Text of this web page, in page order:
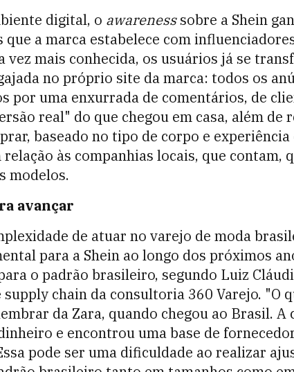
digital, o awarenesssobre a Shein
que a marca estabelece com
vez mais conhecida, os usuários já se
no próprio site da marca: todos os
por uma enxurrada de comentários, de
real" do que chegou em casa, além de
baseado no tipo de corpo e experiência
às companhias locais, que contam,
modelos.
avançar
de atuar no varejo de moda
para a Shein ao longo dos próximos
o padrão brasileiro, segundo Luiz
chain da consultoria 360 Varejo. "O
da Zara, quando chegou ao Brasil.
e encontrou uma base de
pode ser uma dificuldade ao realizar